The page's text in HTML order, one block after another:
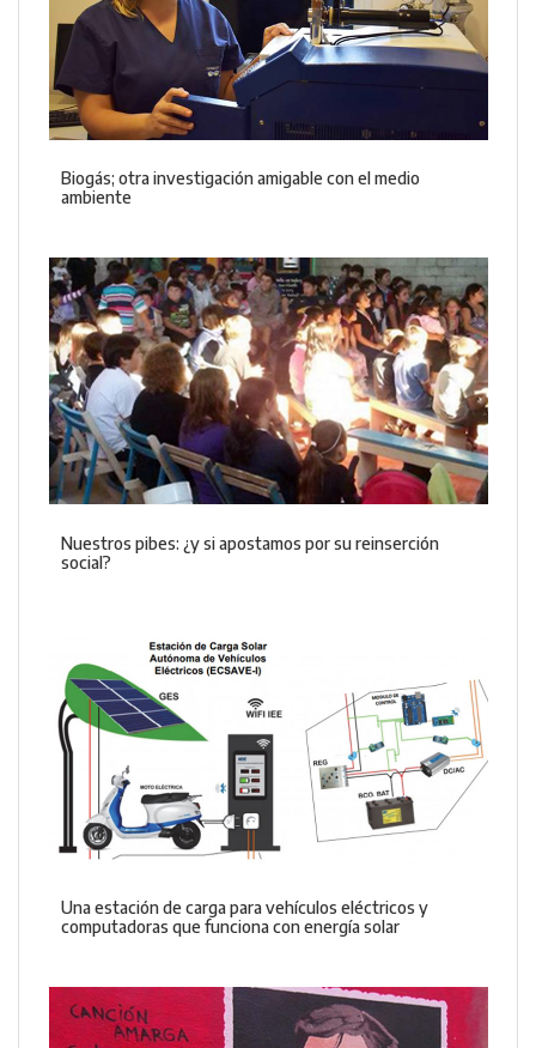
Biogás; otra investigación amigable con el medio
ambiente
Nuestros pibes: ¿y si apostamos por su reinserción
social?
Una estación de carga para vehículos eléctricos y
computadoras que funciona con energía solar